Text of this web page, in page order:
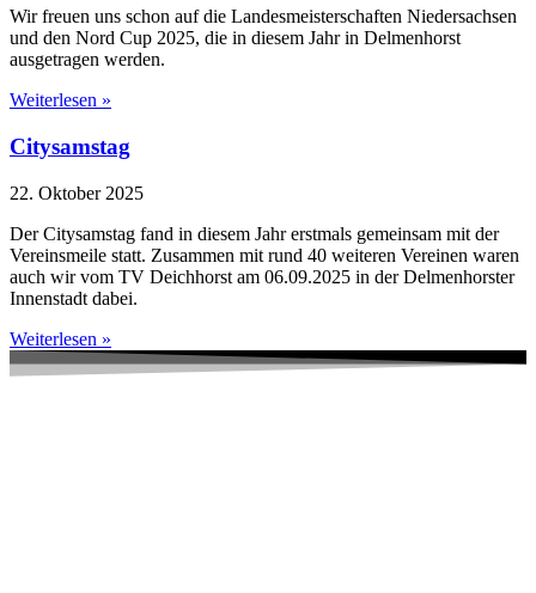
Wir freuen uns schon auf die Landesmeisterschaften Niedersachsen
und den Nord Cup 2025, die in diesem Jahr in Delmenhorst
ausgetragen werden.
Weiterlesen »
Citysamstag
22. Oktober 2025
Der Citysamstag fand in diesem Jahr erstmals gemeinsam mit der
Vereinsmeile statt. Zusammen mit rund 40 weiteren Vereinen waren
auch wir vom TV Deichhorst am 06.09.2025 in der Delmenhorster
Innenstadt dabei.
Weiterlesen »